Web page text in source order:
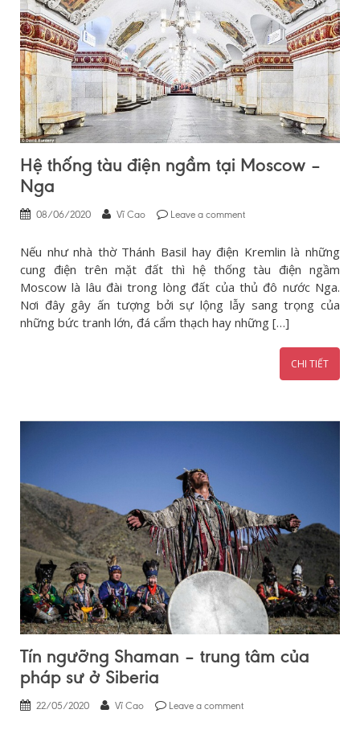
Hệ thống tàu điện ngầm tại Moscow –
Nga
08/06/2020 Vĩ Cao Leave a comment
Nếu như nhà thờ Thánh Basil hay điện Kremlin là những
cung điện trên mặt đất thì hệ thống tàu điện ngầm
Moscow là lâu đài trong lòng đất của thủ đô nước Nga.
Nơi đây gây ấn tượng bởi sự lộng lẫy sang trọng của
những bức tranh lớn, đá cẩm thạch hay những […]
CHI TIẾT
Tín ngưỡng Shaman – trung tâm của
pháp sư ở Siberia
22/05/2020 Vĩ Cao Leave a comment